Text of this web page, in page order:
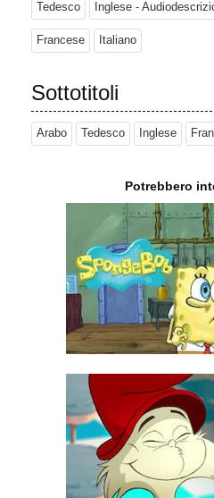
Tedesco Inglese -
Francese Italiano
Sottotitoli
Arabo Tedesco Inglese
Potrebbero